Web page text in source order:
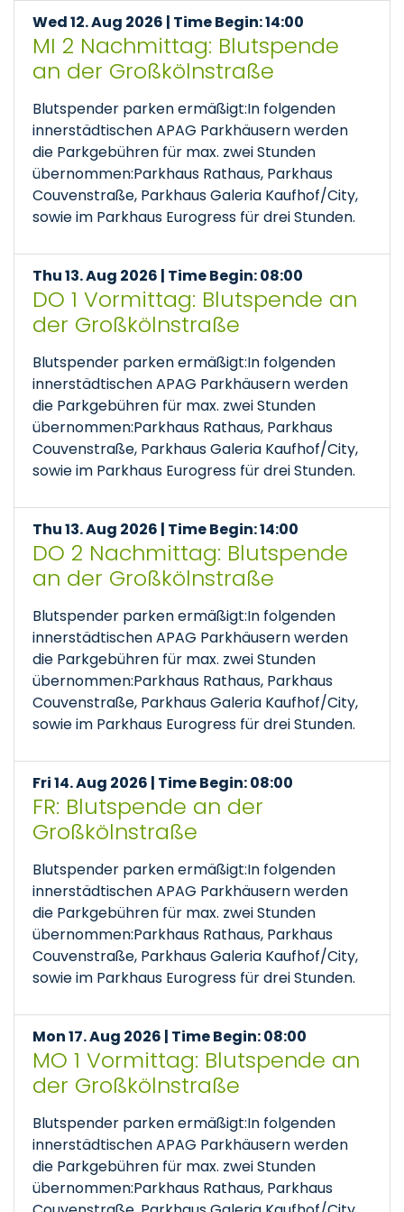
Wed 12. Aug 2026 | Time Begin: 14:00
MI 2 Nachmittag: Blutspende
an der Großkölnstraße
Blutspender parken ermäßigt:In folgenden
innerstädtischen APAG Parkhäusern werden
die Parkgebühren für max. zwei Stunden
übernommen:Parkhaus Rathaus, Parkhaus
Couvenstraße, Parkhaus Galeria Kaufhof/City,
sowie im Parkhaus Eurogress für drei Stunden.
Thu 13. Aug 2026 | Time Begin: 08:00
DO 1 Vormittag: Blutspende an
der Großkölnstraße
Blutspender parken ermäßigt:In folgenden
innerstädtischen APAG Parkhäusern werden
die Parkgebühren für max. zwei Stunden
übernommen:Parkhaus Rathaus, Parkhaus
Couvenstraße, Parkhaus Galeria Kaufhof/City,
sowie im Parkhaus Eurogress für drei Stunden.
Thu 13. Aug 2026 | Time Begin: 14:00
DO 2 Nachmittag: Blutspende
an der Großkölnstraße
Blutspender parken ermäßigt:In folgenden
innerstädtischen APAG Parkhäusern werden
die Parkgebühren für max. zwei Stunden
übernommen:Parkhaus Rathaus, Parkhaus
Couvenstraße, Parkhaus Galeria Kaufhof/City,
sowie im Parkhaus Eurogress für drei Stunden.
Fri 14. Aug 2026 | Time Begin: 08:00
FR: Blutspende an der
Großkölnstraße
Blutspender parken ermäßigt:In folgenden
innerstädtischen APAG Parkhäusern werden
die Parkgebühren für max. zwei Stunden
übernommen:Parkhaus Rathaus, Parkhaus
Couvenstraße, Parkhaus Galeria Kaufhof/City,
sowie im Parkhaus Eurogress für drei Stunden.
Mon 17. Aug 2026 | Time Begin: 08:00
MO 1 Vormittag: Blutspende an
der Großkölnstraße
Blutspender parken ermäßigt:In folgenden
innerstädtischen APAG Parkhäusern werden
die Parkgebühren für max. zwei Stunden
übernommen:Parkhaus Rathaus, Parkhaus